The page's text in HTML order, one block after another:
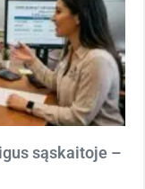
sąskaitoje –